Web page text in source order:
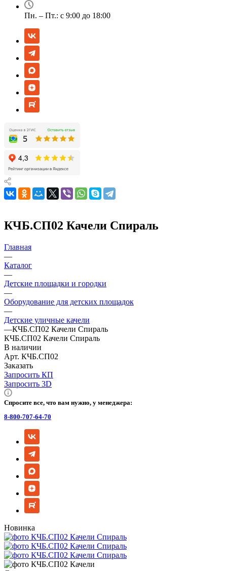
Пн. – Пт.: с 9:00 до 18:00
КЧБ.СП02 Качели Спираль
Главная
—
Каталог
—
Детские площадки и городки
—
Оборудование для детских площадок
—
Детские уличные качели
—КЧБ.СП02 Качели Спираль
КЧБ.СП02 Качели Спираль
В наличии
Арт. КЧБ.СП02
Заказать
Запросить КП
Запросить 3D
Спросите все, что вам нужно, у менеджера:
8-800-707-64-70
Новинка